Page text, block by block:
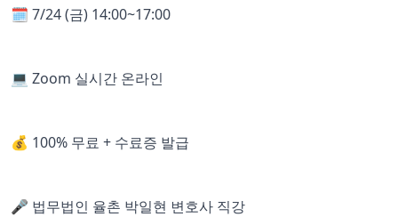
🗓 7/24 (금) 14:00~17:00
💻 Zoom 실시간 온라인
💰 100% 무료 + 수료증 발급
🎤 법무법인 율촌 박일현 변호사 직강